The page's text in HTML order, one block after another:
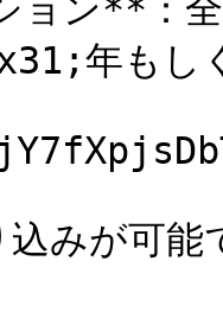
ン**：全
年もし